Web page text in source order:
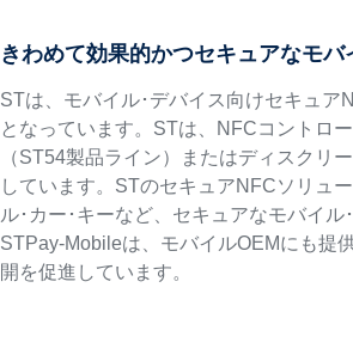
きわめて効果的かつセキュアなモ
STは、モバイル･デバイス向けセキュ
となっています。STは、NFCコントロ
（ST54製品ライン）またはディスクリ
しています。STのセキュアNFCソリュ
ル･カー･キーなど、セキュアなモバイ
STPay-Mobileは、モバイルOEMにも提
開を促進しています。